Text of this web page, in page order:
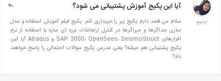
آیا این پکیج آموزش پشتیبانی می شود؟
سلام من قصد دارم پکیج زیر را خریداری کنم: پکیج فیلم آموزش استفاده و مدل
سازی جداگرها و میراگرها در کنترل ارتعاشات لرزه ای سازه با استفاده از نرم
افزارهای SAP 2000، OpenSees، SeismoStruct و Abaqus آیا این
پکیج پشتیبانی هم میشه؟ یعنی مدرس پکیج سوالات احتمالی را پاسخ خواهند
داد؟